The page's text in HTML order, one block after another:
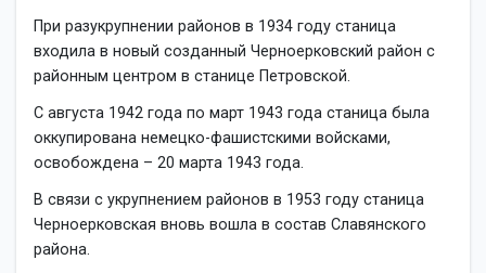
При разукрупнении районов в 1934 году станица
входила в новый созданный Черноерковский район с
районным центром в станице Петровской.
С августа 1942 года по март 1943 года станица была
оккупирована немецко-фашистскими войсками,
освобождена – 20 марта 1943 года.
В связи с укрупнением районов в 1953 году станица
Черноерковская вновь вошла в состав Славянского
района.